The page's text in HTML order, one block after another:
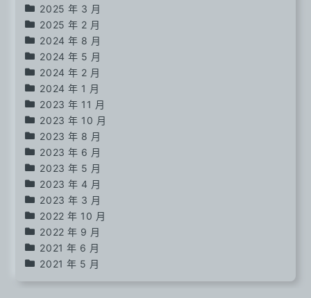
2025 年 3 月
2025 年 2 月
2024 年 8 月
2024 年 5 月
2024 年 2 月
2024 年 1 月
2023 年 11 月
2023 年 10 月
2023 年 8 月
2023 年 6 月
2023 年 5 月
2023 年 4 月
2023 年 3 月
2022 年 10 月
2022 年 9 月
2021 年 6 月
2021 年 5 月